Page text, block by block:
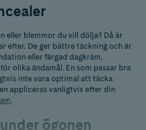
eller blemmor du vill dölja? Då är
efter. De ger bättre täckning och är
eller färgad dagkräm.
olika ändamål. En som passar bra
inte vara optimal att täcka
appliceras vanligtvis efter din
.
ögonen